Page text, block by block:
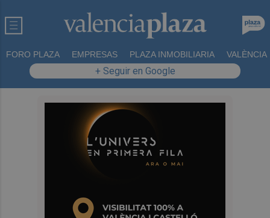
FORO PLAZA EMPRESAS PLAZA INMOBILIARIA VALÈNCIA
+ Seguir en Google